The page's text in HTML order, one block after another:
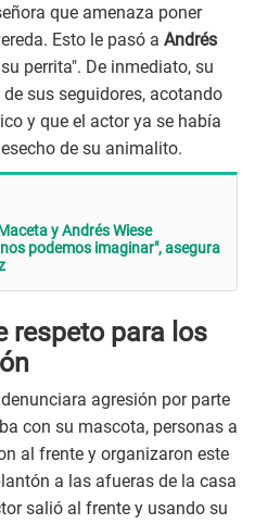
que amenaza poner
Esto le pasó a Andrés
perrita". De inmediato, su
sus seguidores, acotando
y que el actor ya se había
de su animalito.
y Andrés Wiese
podemos imaginar", asegura
respeto para los
denunciara agresión por parte
con su mascota, personas a
al frente y organizaron este
a las afueras de la casa
salió al frente y usando su